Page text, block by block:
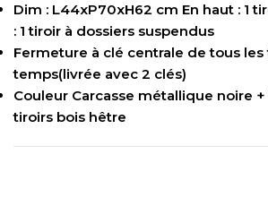
Dim : L44xP70xH62 cm En haut : 1
: 1 tiroir à dossiers suspendus
Fermeture à clé centrale de tous
temps(livrée avec 2 clés)
Couleur Carcasse métallique noire
tiroirs bois hêtre